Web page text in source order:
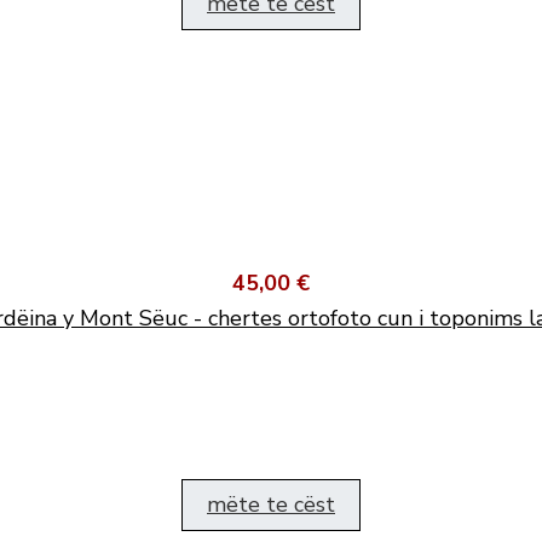
45,00 €
y Mont Sëuc - chertes ortofoto cun i toponims
mëte te cëst